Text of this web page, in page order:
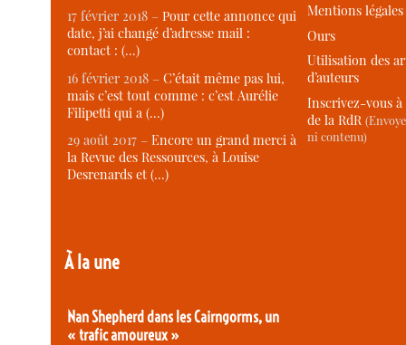
17 février 2018 –Pour cette annonce qui
date, j’ai changé d’adresse mail :
contact : (…)
16 février 2018 –C’était même pas lui,
mais c’est tout comme : c’est Aurélie
Filipetti qui a (…)
29 août 2017 –Encore un grand merci à
la Revue des Ressources, à Louise
Desrenards et (…)
À la une
Nan Shepherd dans les Cairngorms, un
« trafic amoureux »
Mentions légales
Ours
Utilisation des
d’auteurs
Inscrivez-vous
de la RdR
ni contenu)